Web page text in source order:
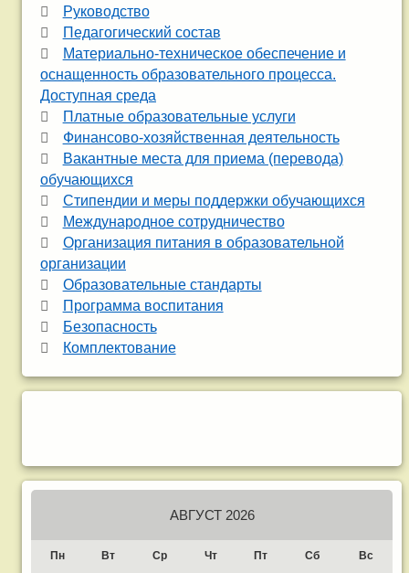
Руководство
Педагогический состав
Материально-техническое обеспечение и
оснащенность образовательного процесса.
Доступная среда
Платные образовательные услуги
Финансово-хозяйственная деятельность
Вакантные места для приема (перевода)
обучающихся
Стипендии и меры поддержки обучающихся
Международное сотрудничество
Организация питания в образовательной
организации
Образовательные стандарты
Программа воспитания
Безопасность
Комплектование
АВГУСТ 2026
Пн Вт Ср Чт Пт Сб Вс